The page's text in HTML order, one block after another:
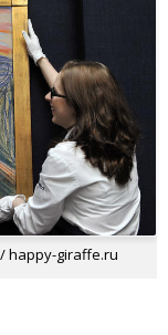
happy-giraffe.ru